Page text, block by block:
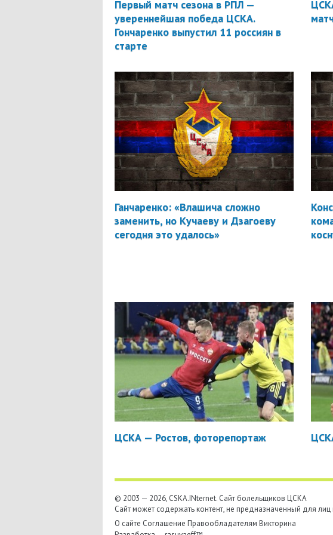
Первый матч сезона в РПЛ —
увереннейшая победа ЦСКА.
Гончаренко выпустил 11 россиян в
старте
Ганчаренко: «Влашича сложно
заменить, но Кучаеву и Дзагоеву
сегодня это удалось»
ЦСКА — Ростов, фоторепортаж
© 2003 — 2026, CSKA.INternet. Cайт болельщиков ЦСКА
Сайт может содержать контент, не предназначенный для
О сайте Соглашение Правообладателям Викторина